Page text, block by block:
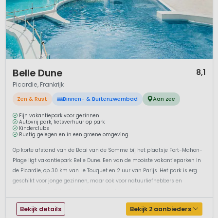
ligt de regio Picardië. In het noorden van Frankrijk liggen de
drie departementen waaruit Picardië bestaat: Somme, Oise
en Aisne, genoemd naar hun belangrijkste rivieren. De regio
is ideaal voor een weekend of midweek weg doordat hij
dichtbij Nederland ligt en ook tijdens een langer verblijf is het
geen probleem om hier bezig te blijven!
Omgeving
In Picardië vind je talloze kastelen, abdijen en versterkte
kerken, die herinneren aan de tijd dat deze regio favoriet was
bij de Franse adel. In het oosten is het landschap soms vlak
dan weer heuvelachtig. Er zijn plateaus en valleien met
riviertjes. Moeras kom je er ook tegen en er zijn genoeg
gebieden waar water een belangrijke rol speelt. De
Picardische kust is een strook van ongeveer zestig kilometer,
met afwisselend krijtrotsen, zandstranden en ruige kliffen.
Wat is er te doen?
Picardië heeft van alles te bieden: strand en zee, mooie
Belle Dune 8,1
Picardie, Frankrijk
Zen & Rust Binnen- & Buitenzwembad Aan zee
Fijn vakantiepark voor gezinnen
Autovrij park, fietsverhuur op park
Kinderclubs
Rustig gelegen en in een groene omgeving
Op korte afstand van de Baai van de Somme bij het plaatsje Fort-Mahon-
Plage ligt vakantiepark Belle Dune. Een van de mooiste vakantieparken in
de Picardie, op 30 km van Le Touquet en 2 uur van Parijs. Het park is erg
geschikt voor jonge gezinnen, maar ook voor natuurliefhebbers en
Bekijk details Bekijk 2 aanbieders